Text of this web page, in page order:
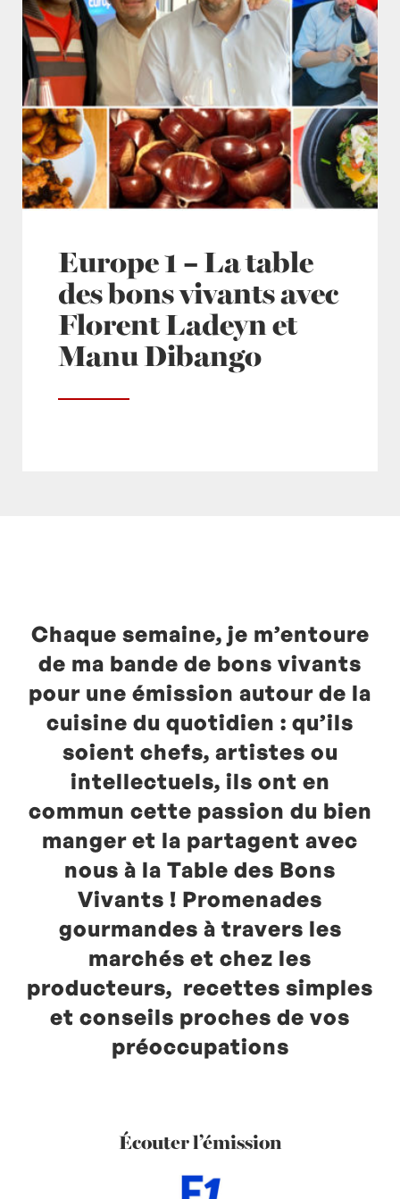
Europe 1 – La table
des bons vivants avec
Florent Ladeyn et
Manu Dibango
Chaque semaine, je m’entoure
de ma bande de bons vivants
pour une émission autour de la
cuisine du quotidien : qu’ils
soient chefs, artistes ou
intellectuels, ils ont en
commun cette passion du bien
manger et la partagent avec
nous à la Table des Bons
Vivants ! Promenades
gourmandes à travers les
marchés et chez les
producteurs, recettes simples
et conseils proches de vos
préoccupations
Écouter l’émission